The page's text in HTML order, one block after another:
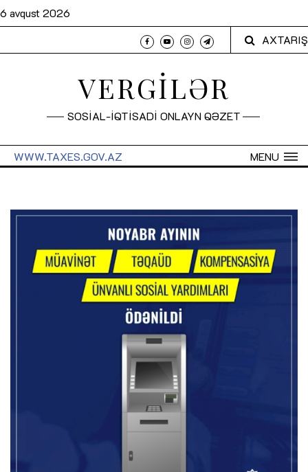
6 avqust 2026
AXTARIŞ
VERGİLƏR
SOSİAL-İQTİSADİ ONLAYN QƏZET
MENU
WWW.TAXES.GOV.AZ